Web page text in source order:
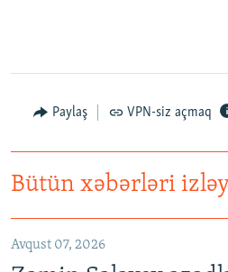
Paylaş VPN-siz açmaq
Bütün xəbərləri
Avqust 07, 2026